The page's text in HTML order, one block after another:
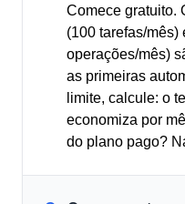
Comece gratuito.
(100 tarefas/mês)
operações/mês)
as primeiras
limite, calcule: o
economiza por
do plano pago?